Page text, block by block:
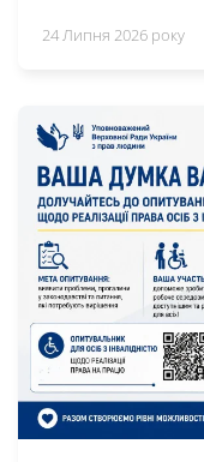
24 Липня 2026 року